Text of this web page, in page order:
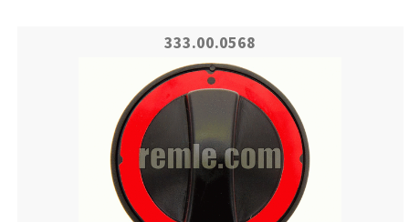
333.00.0568